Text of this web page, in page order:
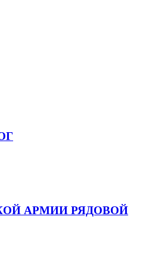
АРМИИ РЯДОВОЙ